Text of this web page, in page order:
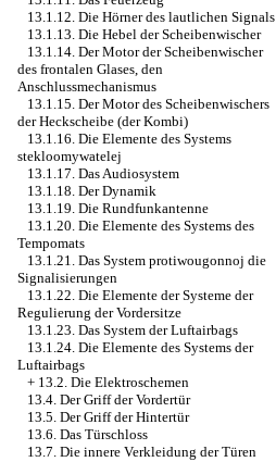
13.1.12. Die Hörner des lautlichen Signals
13.1.13. Die Hebel der Scheibenwischer
13.1.14. Der Motor der Scheibenwischer
des frontalen Glases, den
Anschlussmechanismus
13.1.15. Der Motor des Scheibenwischers
der Heckscheibe (der Kombi)
13.1.16. Die Elemente des Systems
stekloomywatelej
13.1.17. Das Audiosystem
13.1.18. Der Dynamik
13.1.19. Die Rundfunkantenne
13.1.20. Die Elemente des Systems des
Tempomats
13.1.21. Das System protiwougonnoj die
Signalisierungen
13.1.22. Die Elemente der Systeme der
Regulierung der Vordersitze
13.1.23. Das System der Luftairbags
13.1.24. Die Elemente des Systems der
Luftairbags
+ 13.2. Die Elektroschemen
13.4. Der Griff der Vordertür
13.5. Der Griff der Hintertür
13.6. Das Türschloss
13.7. Die innere Verkleidung der Türen